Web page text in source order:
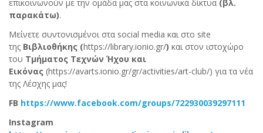
επικοινωνούν με την ομάδα μας στα κοινωνικά δίκτυα (βλ.
παρακάτω).
Μείνετε συντονισμένοι στα social media και στο site
της Βιβλιοθήκης (https://library.ionio.gr/) και στον ιστοχώρο
του Τμήματος Τεχνών Ήχου και
Εικόνας (https://avarts.ionio.gr/gr/activities/art-club/) για τα νέα
της Λέσχης μας!
FB https://www.facebook.com/groups/722930039297111
Instagram